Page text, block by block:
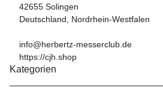
42655 Solingen
Deutschland, Nordrhein-Westfalen
info@herbertz-messerclub.de
https://cjh.shop
Kategorien